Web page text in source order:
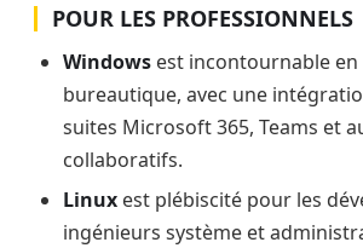
POUR LES PROFESSIONNELS
Windows est incontournable
bureautique, avec une
suites Microsoft 365, Teams et
collaboratifs.
Linux est plébiscité pour les
ingénieurs système et